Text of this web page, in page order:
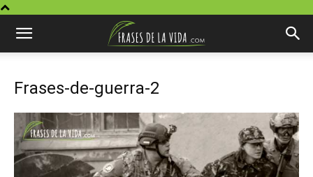
Frases-de-guerra-2